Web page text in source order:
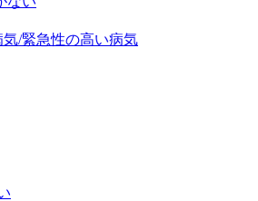
/緊急性の高い病気